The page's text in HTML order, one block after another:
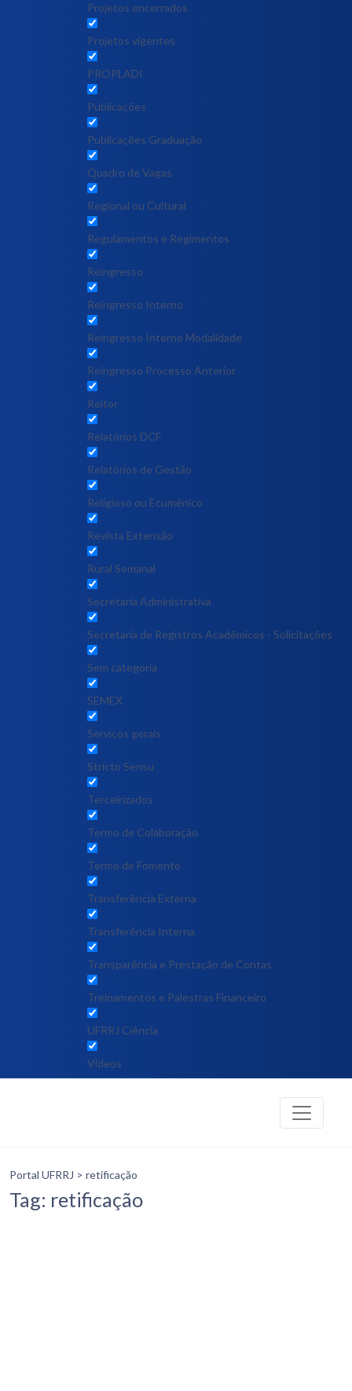
Projetos encerrados
Projetos vigentes
PROPLADI
Publicações
Publicações Graduação
Quadro de Vagas
Regional ou Cultural
Regulamentos e Regimentos
Reingresso
Reingresso Interno
Reingresso Interno Modalidade
Reingresso Processo Anterior
Reitor
Relatórios DCF
Relatórios de Gestão
Religioso ou Ecumênico
Revista Extensão
Rural Semanal
Secretaria Administrativa
Secretaria de Registros Acadêmicos - Solicitações
Sem categoria
SEMEX
Serviços gerais
Stricto Sensu
Terceirizados
Termo de Colaboração
Termo de Fomento
Transferência Externa
Transferência Interna
Transparência e Prestação de Contas
Treinamentos e Palestras Financeiro
UFRRJ Ciência
Vídeos
Portal UFRRJ > retificação
Tag: retificação